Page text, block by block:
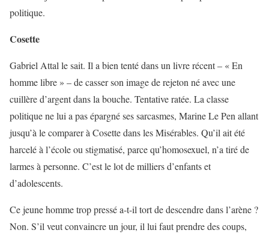
politique.
Cosette
Gabriel Attal le sait. Il a bien tenté dans un livre récent – « En
homme libre » – de casser son image de rejeton né avec une
cuillère d’argent dans la bouche. Tentative ratée. La classe
politique ne lui a pas épargné ses sarcasmes, Marine Le Pen allant
jusqu’à le comparer à Cosette dans les Misérables. Qu’il ait été
harcelé à l’école ou stigmatisé, parce qu’homosexuel, n’a tiré de
larmes à personne. C’est le lot de milliers d’enfants et
d’adolescents.
Ce jeune homme trop pressé a-t-il tort de descendre dans l’arène ?
Non. S’il veut convaincre un jour, il lui faut prendre des coups,